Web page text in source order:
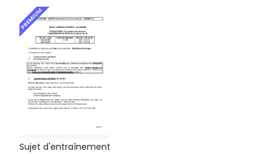
PREMIUM
Sujet d'entraînement